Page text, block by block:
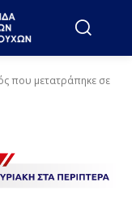
που μετατράπηκε σε